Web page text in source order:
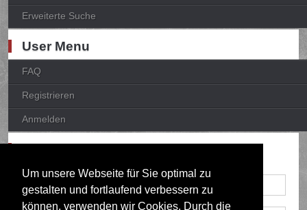
Um unsere Webseite für Sie optimal zu
gestalten und fortlaufend verbessern zu
können, verwenden wir Cookies. Durch die
Erweiterte Suche
User Menu
FAQ
Registrieren
Anmelden